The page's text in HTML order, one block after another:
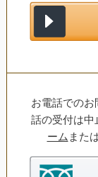
お電話での
話の受付は中
ーム また